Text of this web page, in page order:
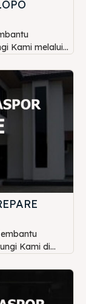
Kami melalui...
Kami di...